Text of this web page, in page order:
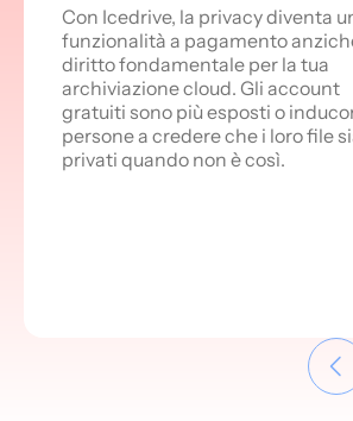
Con Icedrive, la privacy diventa
funzionalità a pagamento
diritto fondamentale per la tua
archiviazione cloud. Gli account
gratuiti sono più esposti o
persone a credere che i loro file
privati quando non è così.